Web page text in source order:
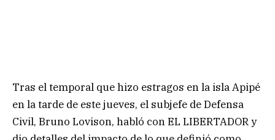
Tras el temporal que hizo estragos en la isla Apipé
en la tarde de este jueves, el subjefe de Defensa
Civil, Bruno Lovison, habló con EL LIBERTADOR y